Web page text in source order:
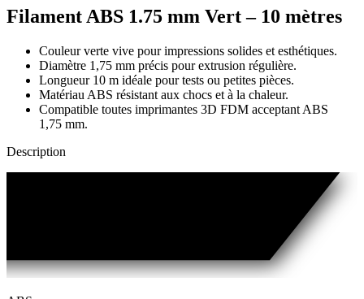
Filament ABS 1.75 mm Vert – 10 mètres
Couleur verte vive pour impressions solides et esthétiques.
Diamètre 1,75 mm précis pour extrusion régulière.
Longueur 10 m idéale pour tests ou petites pièces.
Matériau ABS résistant aux chocs et à la chaleur.
Compatible toutes imprimantes 3D FDM acceptant ABS
1,75 mm.
Description